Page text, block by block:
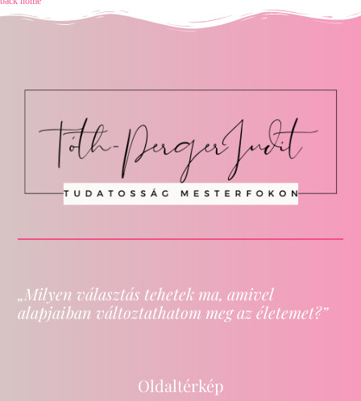
„Milyen választás tehetek ma, amivel
alapjaiban változtathatom meg az életemet?”
Oldaltérkép